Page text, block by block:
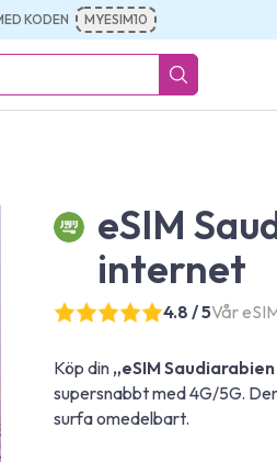
KODEN MYESIM10
eSIM
internet
4.8 / 5Vår
Köp din „eSIM
supersnabbt med 4G/5G.
surfa omedelbart.